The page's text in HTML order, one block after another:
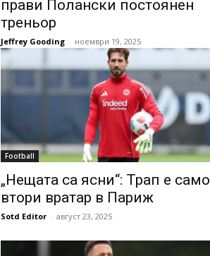
прави Полански постоянен
треньор
Jeffrey Gooding - ноември 19, 2025
Football
„Нещата са ясни“: Трап е само
втори вратар в Париж
Sotd Editor - август 23, 2025